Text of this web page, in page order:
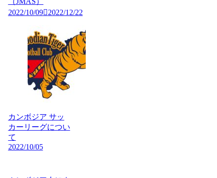
2022/10/09
2022/12/22
カンボジア サッ
カーリーグについ
て
2022/10/05